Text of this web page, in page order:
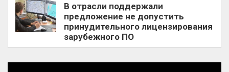
В отрасли поддержали
предложение не допустить
принудительного лицензирования
зарубежного ПО